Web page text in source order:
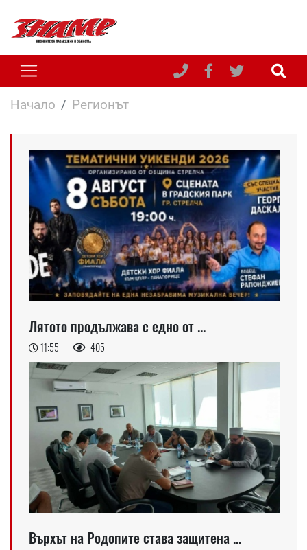
Начало Регионът
Лятото продължава с едно от ...
11:55 405
Върхът на Родопите става защитена ...